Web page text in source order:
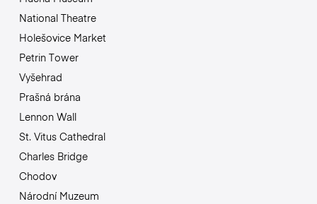
National Theatre
Holešovice Market
Petrin Tower
Vyšehrad
Prašná brána
Lennon Wall
St. Vitus Cathedral
Charles Bridge
Chodov
Národní Muzeum